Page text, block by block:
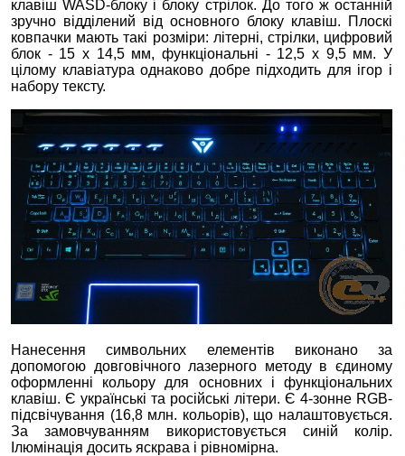
клавіш WASD-блоку і блоку стрілок. До того ж останній
зручно відділений від основного блоку клавіш. Плоскі
ковпачки мають такі розміри: літерні, стрілки, цифровий
блок - 15 х 14,5 мм, функціональні - 12,5 х 9,5 мм. У
цілому клавіатура однаково добре підходить для ігор і
набору тексту.
Нанесення символьних елементів виконано за
допомогою довговічного лазерного методу в єдиному
оформленні кольору для основних і функціональних
клавіш. Є українські та російські літери. Є 4-зонне RGB-
підсвічування (16,8 млн. кольорів), що налаштовується.
За замовчуванням використовується синій колір.
Ілюмінація досить яскрава і рівномірна.